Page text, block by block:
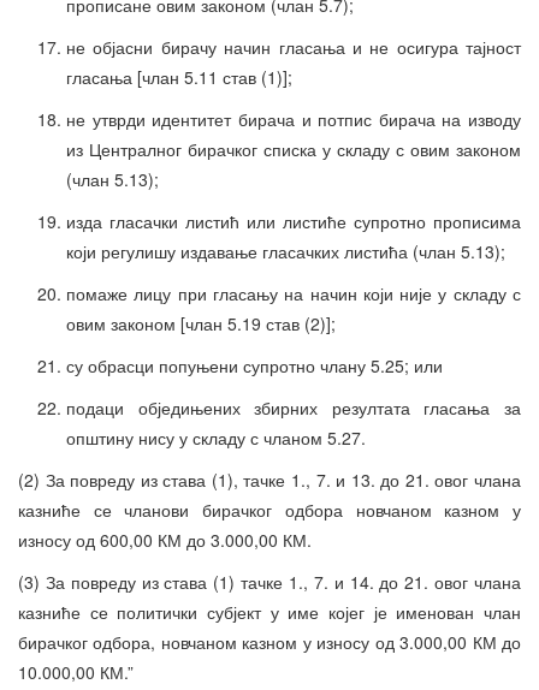
не објасни бирачу начин гласања и не осигура тајност
гласања [члан 5.11 став (1)];
не утврди идентитет бирача и потпис бирача на изводу
из Централног бирачког списка у складу с овим законом
(члан 5.13);
изда гласачки листић или листиће супротно прописима
који регулишу издавање гласачких листића (члан 5.13);
помаже лицу при гласању на начин који није у складу с
овим законом [члан 5.19 став (2)];
су обрасци попуњени супротно члану 5.25; или
подаци обједињених збирних резултата гласања за
општину нису у складу с чланом 5.27.
(2) За повреду из става (1), тачке 1., 7. и 13. до 21. овог члана
казниће се чланови бирачког одбора новчаном казном у
износу од 600,00 КМ до 3.000,00 КМ.
(3) За повреду из става (1) тачке 1., 7. и 14. до 21. овог члана
казниће се политички субјект у име којег је именован члан
бирачког одбора, новчаном казном у износу од 3.000,00 КМ до
10.000,00 КМ.”